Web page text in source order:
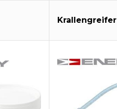
Krallengreifer